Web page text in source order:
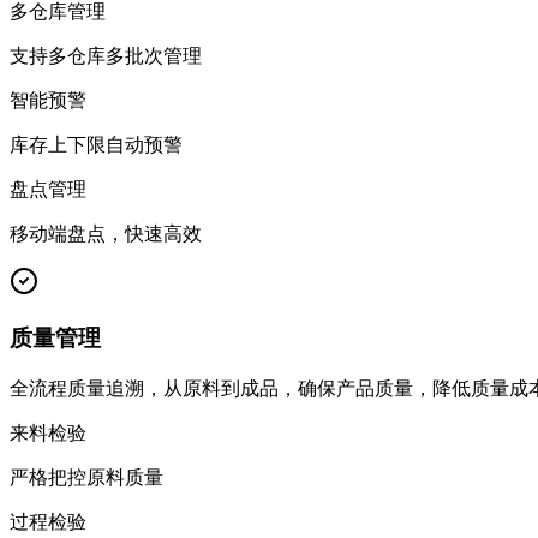
多仓库管理
支持多仓库多批次管理
智能预警
库存上下限自动预警
盘点管理
移动端盘点，快速高效
质量管理
全流程质量追溯，从原料到成品，确保产品质量，降低质量成
来料检验
严格把控原料质量
过程检验